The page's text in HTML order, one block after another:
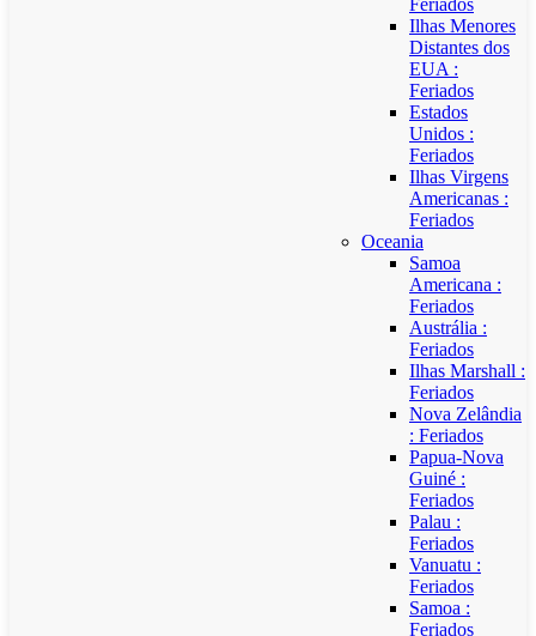
Feriados
Ilhas Menores
Distantes dos
EUA :
Feriados
Estados
Unidos :
Feriados
Ilhas Virgens
Americanas :
Feriados
Oceania
Samoa
Americana :
Feriados
Austrália :
Feriados
Ilhas Marshall :
Feriados
Nova Zelândia
: Feriados
Papua-Nova
Guiné :
Feriados
Palau :
Feriados
Vanuatu :
Feriados
Samoa :
Feriados